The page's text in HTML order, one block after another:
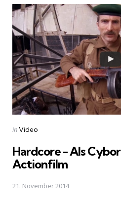
Posted
inVideo
Hardcore - Als
Actionfilm
21. November 2014